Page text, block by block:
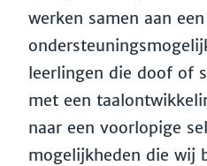
werken samen aan
leerlingen die doof of
met een
naar een voorlopige
mogelijkheden die wij